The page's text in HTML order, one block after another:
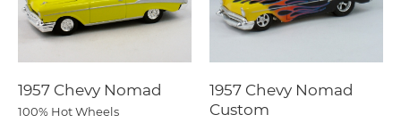
1957 Chevy Nomad
100% Hot Wheels
1957 Chevy Nomad
Custom